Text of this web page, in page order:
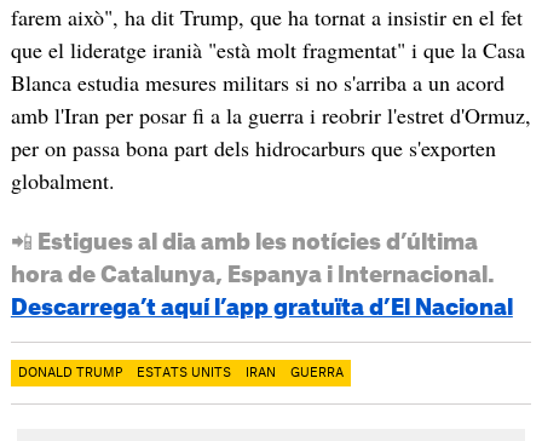
farem això", ha dit Trump, que ha tornat a insistir en el fet
que el lideratge iranià "està molt fragmentat" i que la Casa
Blanca estudia mesures militars si no s'arriba a un acord
amb l'Iran per posar fi a la guerra i reobrir l'estret d'Ormuz,
per on passa bona part dels hidrocarburs que s'exporten
globalment.
📲 Estigues al dia amb les notícies d’última
hora de Catalunya, Espanya i Internacional.
Descarrega’t aquí l’app gratuïta d’El Nacional
DONALD TRUMP ESTATS UNITS IRAN GUERRA